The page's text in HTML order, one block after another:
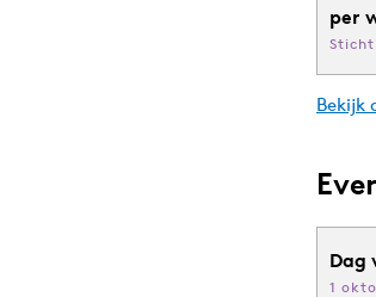
per
Bekijk
Dag
1